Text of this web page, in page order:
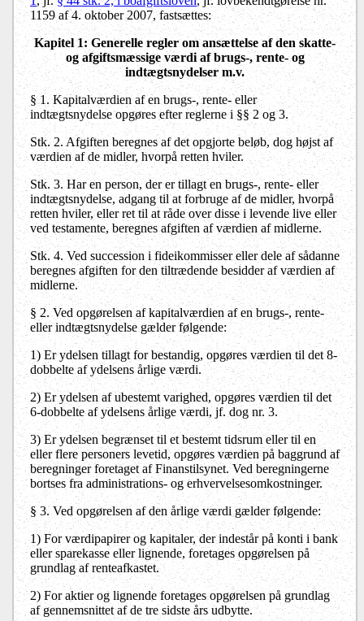
1159 af 4. oktober 2007, fastsættes:
Kapitel 1: Generelle regler om ansættelse af den skatte-
og afgiftsmæssige værdi af brugs-, rente- og
indtægtsnydelser m.v.
§ 1.Kapitalværdien af en brugs-, rente- eller
indtægtsnydelse opgøres efter reglerne i §§ 2 og 3.
Stk. 2. Afgiften beregnes af det opgjorte beløb, dog højst af
værdien af de midler, hvorpå retten hviler.
Stk. 3. Har en person, der er tillagt en brugs-, rente- eller
indtægtsnydelse, adgang til at forbruge af de midler, hvorpå
retten hviler, eller ret til at råde over disse i levende live eller
ved testamente, beregnes afgiften af værdien af midlerne.
Stk. 4. Ved succession i fideikommisser eller dele af sådanne
beregnes afgiften for den tiltrædende besidder af værdien af
midlerne.
§ 2.Ved opgørelsen af kapitalværdien af en brugs-, rente-
eller indtægtsnydelse gælder følgende:
1)Er ydelsen tillagt for bestandig, opgøres værdien til det 8-
dobbelte af ydelsens årlige værdi.
2) Er ydelsen af ubestemt varighed, opgøres værdien til det
6-dobbelte af ydelsens årlige værdi, jf. dog nr. 3.
3)Er ydelsen begrænset til et bestemt tidsrum eller til en
eller flere personers levetid, opgøres værdien på baggrund af
beregninger foretaget af Finanstilsynet. Ved beregningerne
bortses fra administrations- og erhvervelsesomkostninger.
§ 3. Ved opgørelsen af den årlige værdi gælder følgende:
1)For værdipapirer og kapitaler, der indestår på konti i bank
eller sparekasse eller lignende, foretages opgørelsen på
grundlag af renteafkastet.
2) For aktier og lignende foretages opgørelsen på grundlag
af gennemsnittet af de tre sidste års udbytte.